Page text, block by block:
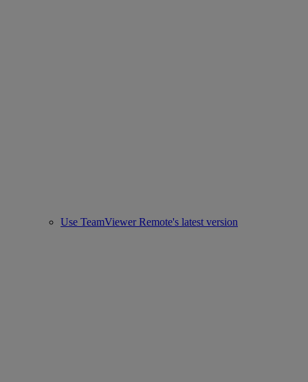
Use TeamViewer Remote's latest version